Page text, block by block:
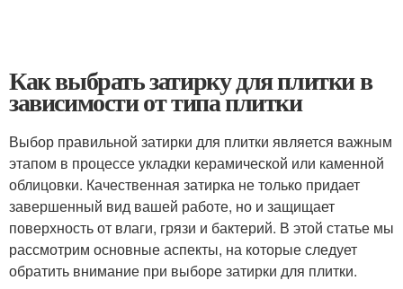
Как выбрать затирку для плитки в
зависимости от типа плитки
Выбор правильной затирки для плитки является важным
этапом в процессе укладки керамической или каменной
облицовки. Качественная затирка не только придает
завершенный вид вашей работе, но и защищает
поверхность от влаги, грязи и бактерий. В этой статье мы
рассмотрим основные аспекты, на которые следует
обратить внимание при выборе затирки для плитки.